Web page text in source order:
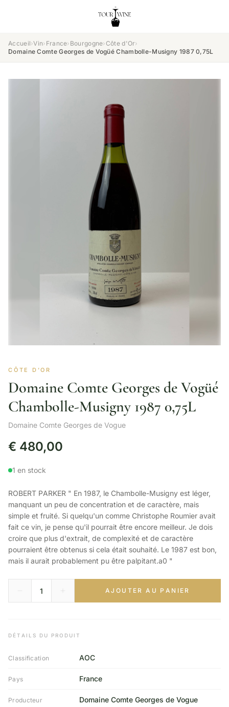
Accueil›Vin› France› Bourgogne›Côte d'Or›
Domaine Comte Georges de Vogüé Chambolle-Musigny 1987 0,75L
CÔTE D'OR
Domaine Comte Georges de Vogüé
Chambolle-Musigny 1987 0,75L
Domaine Comte Georges de Vogue
€ 480,00
1 en stock
ROBERT PARKER " En 1987, le Chambolle-Musigny est léger,
manquant un peu de concentration et de caractère, mais
simple et fruité. Si quelqu'un comme Christophe Roumier avait
fait ce vin, je pense qu'il pourrait être encore meilleur. Je dois
croire que plus d'extrait, de complexité et de caractère
pourraient être obtenus si cela était souhaité. Le 1987 est bon,
mais il aurait probablement pu être palpitant.a0 "
AJOUTER AU PANIER
DÉTAILS DU PRODUIT
Classification AOC
Pays France
Producteur Domaine Comte Georges de Vogue